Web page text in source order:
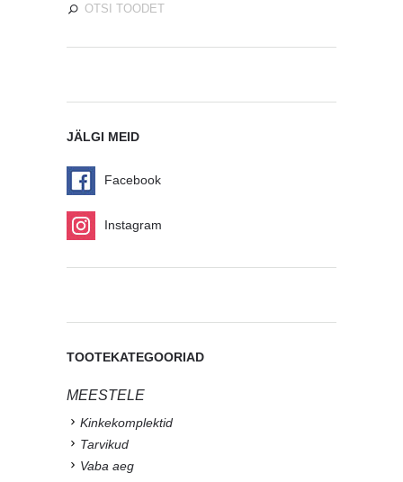
JÄLGI MEID
Facebook
Instagram
TOOTEKATEGOORIAD
MEESTELE
Kinkekomplektid
Tarvikud
Vaba aeg